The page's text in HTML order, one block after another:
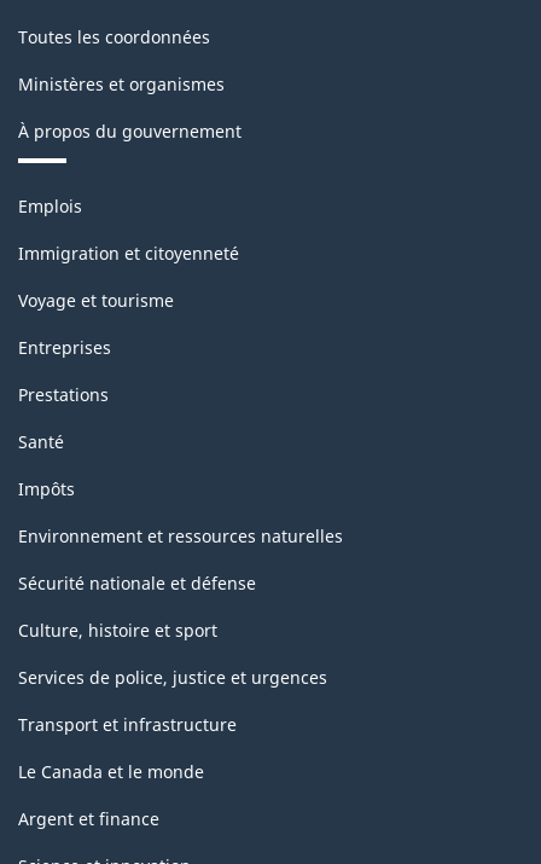
Toutes les coordonnées
Ministères et organismes
À propos du gouvernement
Thèmes
sujets
Emplois
Immigration et citoyenneté
Voyage et tourisme
Entreprises
Prestations
Santé
Impôts
Environnement et ressources naturelles
Sécurité nationale et défense
Culture, histoire et sport
Services de police, justice et urgences
Transport et infrastructure
Le Canada et le monde
Argent et finance